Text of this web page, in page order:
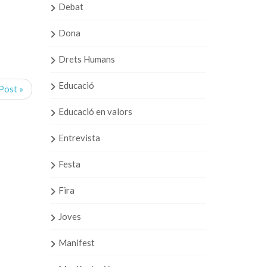
»
Debat
Dona
Drets Humans
Educació
Educació en valors
Entrevista
Festa
Fira
Joves
Manifest